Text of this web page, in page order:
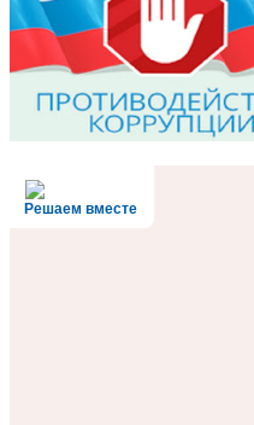
Решаем вместе